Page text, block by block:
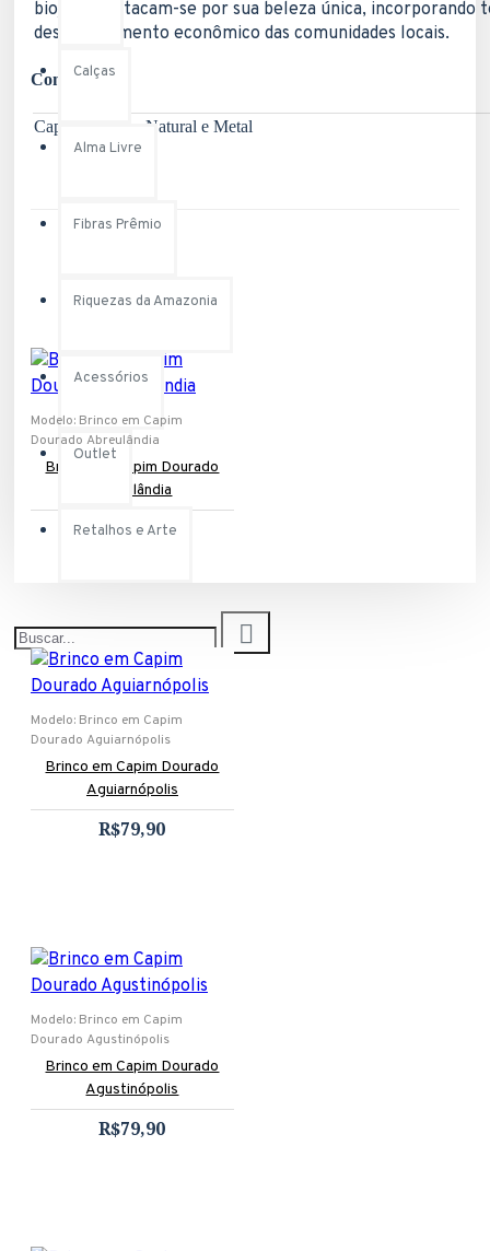
Calças
Alma Livre
Fibras Prêmio
Riquezas da Amazonia
Acessórios
Outlet
Retalhos e Arte
biojoias destacam-se por sua beleza única,
desenvolvimento econômico das comunidades locais.
Composição:
Capim dourado Natural e Metal
Modelo: Brinco em Capim
Dourado Abreulândia
Brinco em Capim Dourado
Abreulândia
R$79,90
Modelo: Brinco em Capim
Dourado Aguiarnópolis
Brinco em Capim Dourado
Aguiarnópolis
R$79,90
Modelo: Brinco em Capim
Dourado Agustinópolis
Brinco em Capim Dourado
Agustinópolis
R$79,90